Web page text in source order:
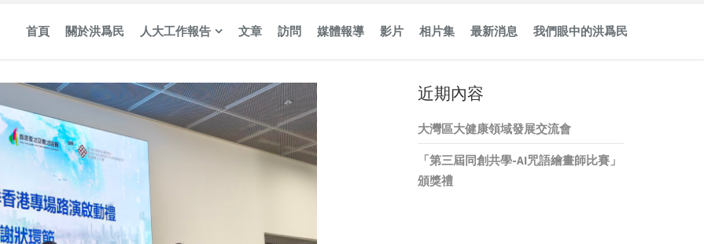
首頁 關於洪爲民 人大工作報告 文章 訪問 媒體報導 影片 相片集 最新消息 我們眼中的洪爲民
近期內容
大灣區大健康領域發展交流會
「第三屆同創共學-AI咒語繪畫師比賽」
頒獎禮